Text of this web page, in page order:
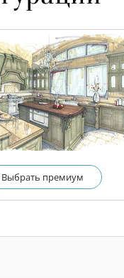
Выбрать премиум